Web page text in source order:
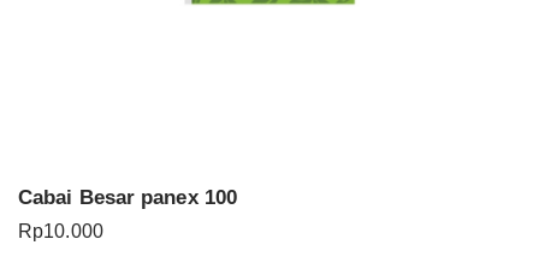
Cabai Besar panex 100
Rp10.000